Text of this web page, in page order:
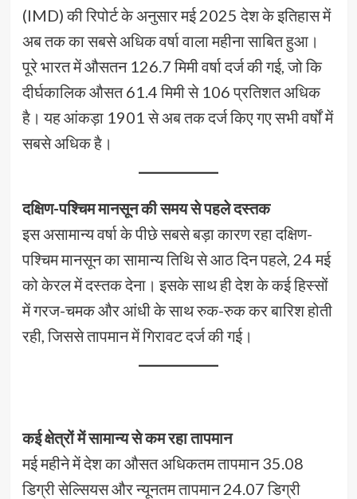
(IMD) की रिपोर्ट के अनुसार मई 2025 देश के इतिहास में
अब तक का सबसे अधिक वर्षा वाला महीना साबित हुआ।
पूरे भारत में औसतन 126.7 मिमी वर्षा दर्ज की गई, जो कि
दीर्घकालिक औसत 61.4 मिमी से 106 प्रतिशत अधिक
है। यह आंकड़ा 1901 से अब तक दर्ज किए गए सभी वर्षों में
सबसे अधिक है।
दक्षिण-पश्चिम मानसून की समय से पहले दस्तक
इस असामान्य वर्षा के पीछे सबसे बड़ा कारण रहा दक्षिण-
पश्चिम मानसून का सामान्य तिथि से आठ दिन पहले, 24 मई
को केरल में दस्तक देना। इसके साथ ही देश के कई हिस्सों
में गरज-चमक और आंधी के साथ रुक-रुक कर बारिश होती
रही, जिससे तापमान में गिरावट दर्ज की गई।
कई क्षेत्रों में सामान्य से कम रहा तापमान
मई महीने में देश का औसत अधिकतम तापमान 35.08
डिग्री सेल्सियस और न्यूनतम तापमान 24.07 डिग्री